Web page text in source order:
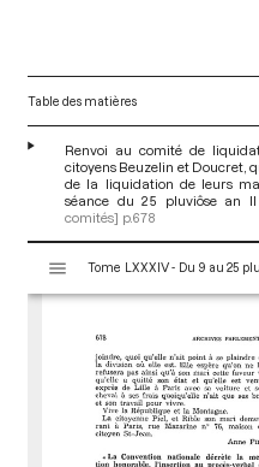
Table des matières
Renvoi au comité de
citoyens Beuzelin et Doucret,
de la liquidation de leurs
séance du 25 pluviôse an II
comités] p.678
s